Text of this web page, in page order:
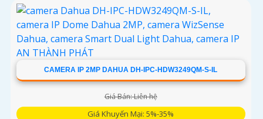
CAMERA IP 2MP DAHUA DH-IPC-HDW3249QM-S-IL
Giá Bán: Liên hệ
Giá Khuyến Mại: 5%-35%